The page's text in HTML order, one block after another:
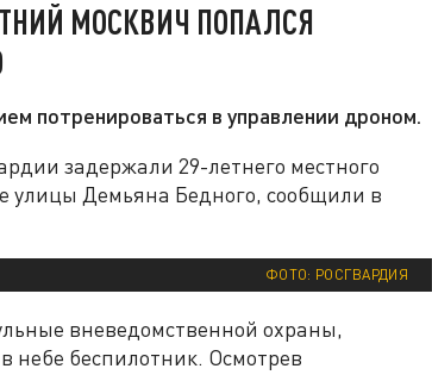
МОСКВИЧ ПОПАЛСЯ
потренироваться в управлении дроном.
задержали 29-летнего местного
улицы Демьяна Бедного, сообщили в
ФОТО: РОСГВАРДИЯ
вневедомственной охраны,
небе беспилотник. Осмотрев